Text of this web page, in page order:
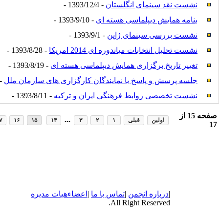
نشست نقد سینمای انگلستان - 1393/12/4 -
بنامه همایش دیپلماسی هسته ای - 1393/9/10 -
نشست بررسی سینمای ژاپن - 1393/9/1 -
نشست تحلیل انتخابات میاندوره ای 2014 امریکا
- 1393/8/28 -
تغییر تاریخ برگزاری همایش دیپلماسی هسته ای - 1393/8/19 -
جلسه پرسش و پاسخ با نمایندگان کارگزاری های سازمان ملل - 1393/8/19 -
نشست تخصصی روابط فرهنگی ایران و ترکیه - 1393/8/11 -
صفحه 15 از
17
اولین قبلی ۱ ۲ ۳ ... ۱۴ ۱۵ ۱۶
|درباره انجمن |تماس با ما | اعضاءهیات مدیره
All Right Reserved.